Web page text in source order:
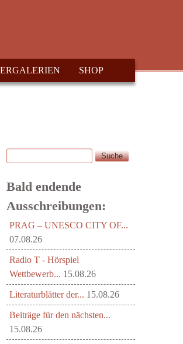
SHOP
Suchformular
Suche
Bald endende
Ausschreibungen:
PRAG – UNESCO CITY OF...
07.08.26
Radio T - Hörspiel
Wettbewerb... 15.08.26
Literaturblätter der... 15.08.26
Beiträge für den nächsten...
15.08.26